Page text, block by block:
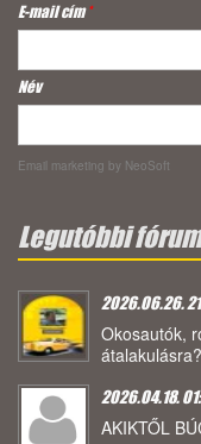
E-mail cím*
Név
Email marketing by NeoSoft
Legutóbbi
2026.06.26.
Okosautók,
átalakulásra?
2026.04.18.
AKIKTŐL